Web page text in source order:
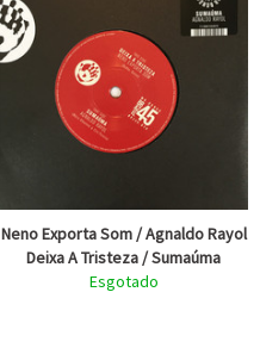
Neno Exporta Som / Agnaldo Rayol
Deixa A Tristeza / Sumaúma
Esgotado